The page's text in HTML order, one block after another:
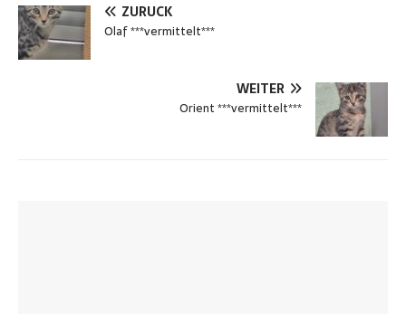
ZURÜCK
Olaf ***vermittelt***
WEITER
Orient ***vermittelt***